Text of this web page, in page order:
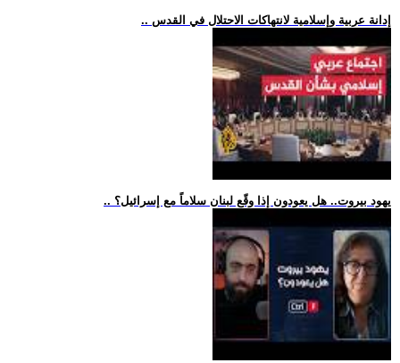
.. إدانة عربية وإسلامية لانتهاكات الاحتلال في القدس
.. يهود بيروت.. هل يعودون إذا وقّع لبنان سلاماً مع إسرائيل؟